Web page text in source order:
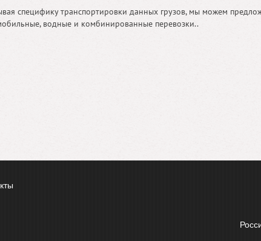
специфику транспортировки данных грузов, мы можем
водные и комбинированные перевозки..